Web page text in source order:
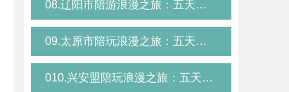
08.辽阳市陪游浪漫之旅：五天深度游攻略，与辽阳市驴友共赴海滨之约，开启旅游交友新体验
09.太原市陪玩浪漫之旅：五天深度游攻略，与太原市驴友共赴山水之约，开启旅游交友新体验
010.兴安盟陪玩浪漫之旅：五天深度游攻略，与兴安盟驴友共赴草原之约，开启旅游交友新体验